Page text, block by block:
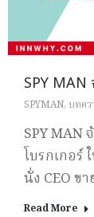
SPY
SPYMAN, บทคว
SPY MAN
โบรกเกอ
นั่ง CEO ข
Read More